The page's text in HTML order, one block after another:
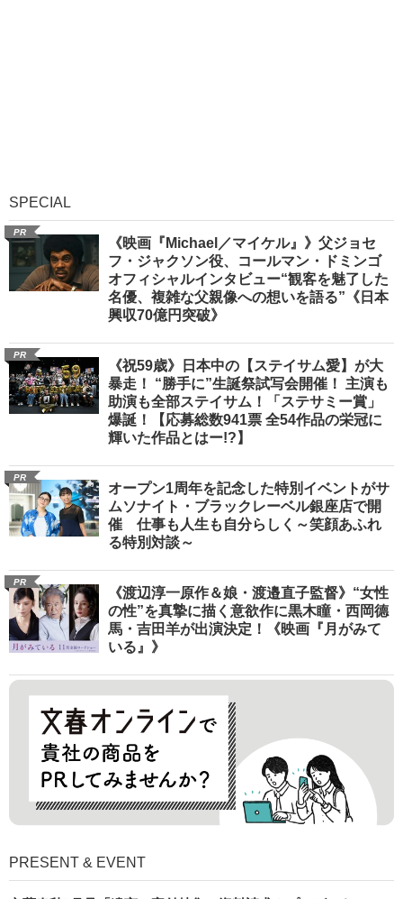
SPECIAL
PR
《映画『Michael／マイケル』》父ジョセ
フ・ジャクソン役、コールマン・ドミンゴ
オフィシャルインタビュー“観客を魅了した
名優、複雑な父親像への想いを語る”《日本
興収70億円突破》
PR
《祝59歳》日本中の【ステイサム愛】が大
暴走！ “勝手に”生誕祭試写会開催！ 主演も
助演も全部ステイサム！「ステサミー賞」
爆誕！【応募総数941票 全54作品の栄冠に
輝いた作品とはー!?】
PR
オープン1周年を記念した特別イベントがサ
ムソナイト・ブラックレーベル銀座店で開
催 仕事も人生も自分らしく～笑顔あふれ
る特別対談～
PR
《渡辺淳一原作＆娘・渡邉直子監督》“女性
の性”を真摯に描く意欲作に黒木瞳・西岡德
馬・吉田羊が出演決定！《映画『月がみて
いる』》
PRESENT & EVENT